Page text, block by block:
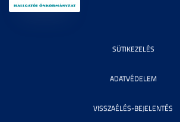
SÜTIKEZELÉS
ADATVÉDELEM
VISSZAÉLÉS-BEJELENTÉS